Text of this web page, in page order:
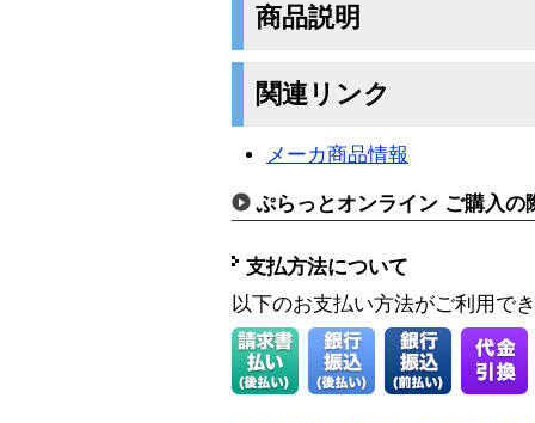
商品説明
関連リンク
メーカ商品情報
ぷらっとオンライン ご購入の
支払方法について
以下のお支払い方法がご利用で